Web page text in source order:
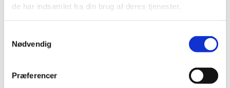
de har indsamlet fra din brug af deres tjenester.
Nødvendig
Præferencer
Bestsælgende varer i Pelspleje &